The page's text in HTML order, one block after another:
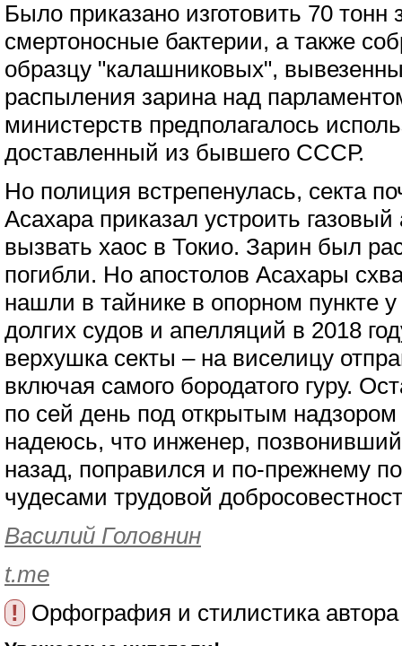
Было приказано изготовить 70 тонн
смертоносные бактерии, а также
образцу "калашниковых",
распыления зарина над
министерств предполагалось
доставленный из бывшего СССР.
Но полиция встрепенулась, секта
Асахара приказал устроить
вызвать хаос в Токио. Зарин был
погибли. Но апостолов Асахары
нашли в тайнике в опорном пункте
долгих судов и апелляций в 2018
верхушка секты – на виселицу
включая самого бородатого гуру.
по сей день под открытым
надеюсь, что инженер,
назад, поправился и по-прежнему
чудесами трудовой
Василий Головнин
t.me
!
Орфография и стилистика